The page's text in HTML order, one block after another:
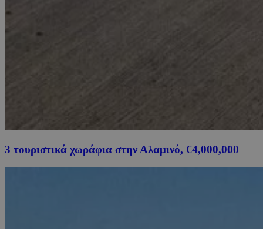
3 τουριστικά χωράφια στην Αλαμινό, €4,000,000